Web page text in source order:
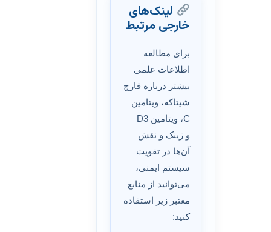
لینک‌های
خارجی مرتبط
برای مطالعه
اطلاعات علمی
بیشتر درباره قارچ
شیتاکه، ویتامین
C، ویتامین D3
و زینک و نقش
آن‌ها در تقویت
سیستم ایمنی،
می‌توانید از منابع
معتبر زیر استفاده
کنید: